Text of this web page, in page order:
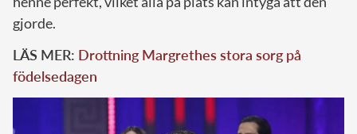
gjorde.
LÄS MER: Drottning Margrethes stora sorg på
födelsedagen